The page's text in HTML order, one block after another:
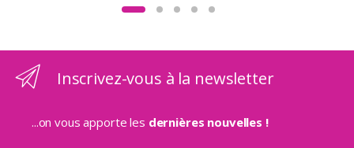
Inscrivez-vous à la newsletter
...on vous apporte les dernières nouvelles !